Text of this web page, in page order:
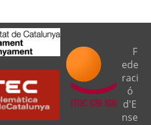
F
ede
raci
ó
d'E
nse